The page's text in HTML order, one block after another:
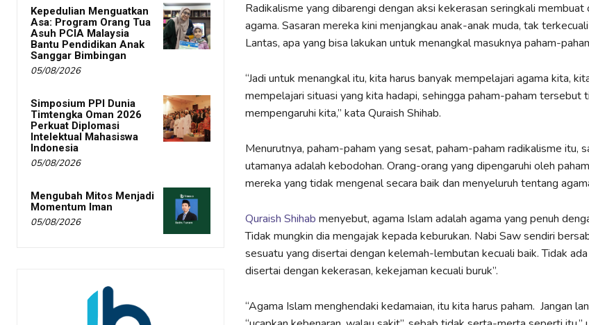
Kepedulian Menguatkan
Asa: Program Orang Tua
Asuh PCIA Malaysia
Bantu Pendidikan Anak
Sanggar Bimbingan
05/08/2026
Simposium PPI Dunia
Timtengka Oman 2026
Perkuat Diplomasi
Intelektual Mahasiswa
Indonesia
05/08/2026
Mengubah Mitos Menjadi
Momentum Iman
05/08/2026
Radikalisme yang dibarengi dengan aksi kekerasan seringkali membuat
agama. Sasaran mereka kini menjangkau anak-anak muda, tak
Lantas, apa yang bisa lakukan untuk menangkal masuknya paham-
“Jadi untuk menangkal itu, kita harus banyak mempelajari agama kita,
mempelajari situasi yang kita hadapi, sehingga paham-paham tersebut
mempengaruhi kita,” kata Quraish Shihab.
Menurutnya, paham-paham yang sesat, paham-paham radikalisme itu,
utamanya adalah kebodohan. Orang-orang yang dipengaruhi oleh
mereka yang tidak mengenal secara baik dan menyeluruh tentang
Quraish Shihab menyebut, agama Islam adalah agama yang penuh
Tidak mungkin dia mengajak kepada keburukan. Nabi Saw sendiri
sesuatu yang disertai dengan kelemah-lembutan kecuali baik. Tidak
disertai dengan kekerasan, kekejaman kecuali buruk”.
“Agama Islam menghendaki kedamaian, itu kita harus paham. Jangan